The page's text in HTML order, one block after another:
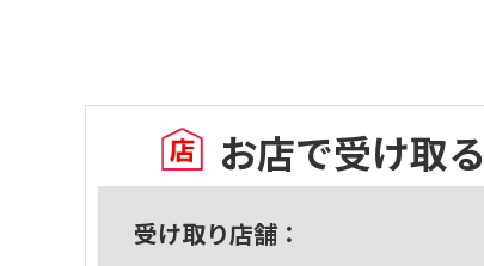
お店で受け取る
受け取り店舗：